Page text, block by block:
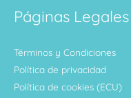
Páginas Legales
Términos y Condiciones
Política de privacidad
Política de cookies (ECU)